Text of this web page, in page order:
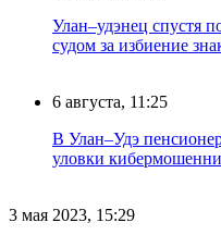
Улан–удэнец спустя
судом за избиение
6 августа, 11:25
В Улан–Удэ
уловки
3 мая 2023, 15:29